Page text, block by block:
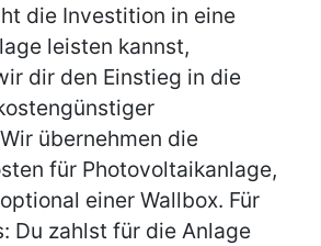
die Investition in eine
leisten kannst,
dir den Einstieg in die
übernehmen die
für Photovoltaikanlage,
einer Wallbox. Für
Du zahlst für die Anlage